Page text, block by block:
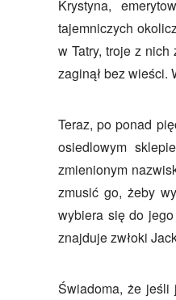
Krystyna,
tajemniczych
w Tatry, troje z nich
zaginął bez wieści.
Teraz, po ponad
osiedlowym
zmienionym
zmusić go, żeby
wybiera się do
znajduje zwłoki
Świadoma, że jeśli